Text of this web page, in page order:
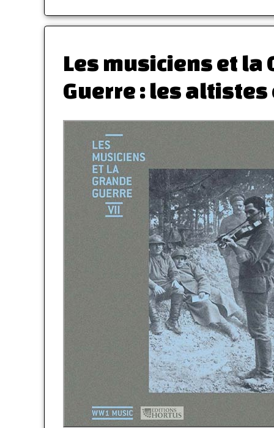
Les musiciens et la
Guerre : les altistes